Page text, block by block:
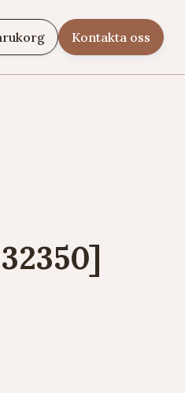
Kontakta oss